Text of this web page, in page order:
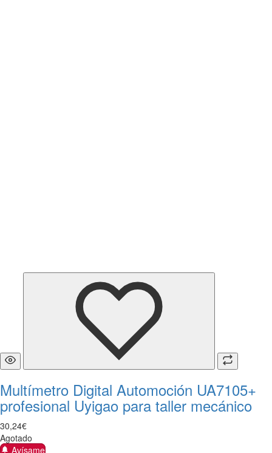
Multímetro Digital Automoción UA7105+
profesional Uyigao para taller mecánico
30,24€
Agotado
Avísame